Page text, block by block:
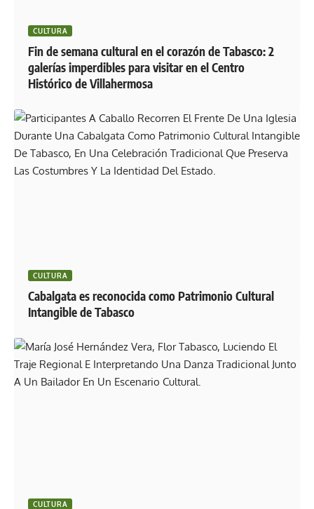
CULTURA
Fin de semana cultural en el corazón de Tabasco: 2
galerías imperdibles para visitar en el Centro
Histórico de Villahermosa
CULTURA
Cabalgata es reconocida como Patrimonio Cultural
Intangible de Tabasco
CULTURA